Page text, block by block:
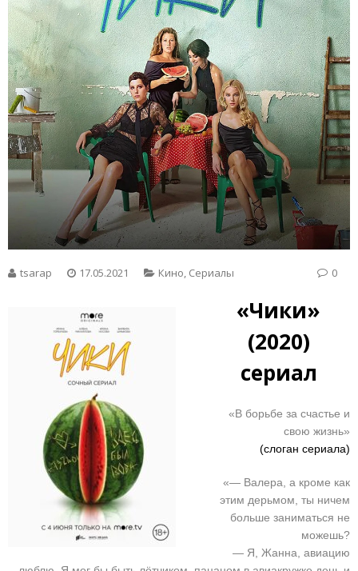
tsarap 17.05.2021 Кино, Сериалы 0
«Чики»
(2020)
сериал
«В борьбе за счастье и
свою жизнь»
(слоган сериала)
«— Валера, а кроме как
этим дерьмом, ты ничем
больше заниматься не
можешь?
— Я, Жанна, авиацию